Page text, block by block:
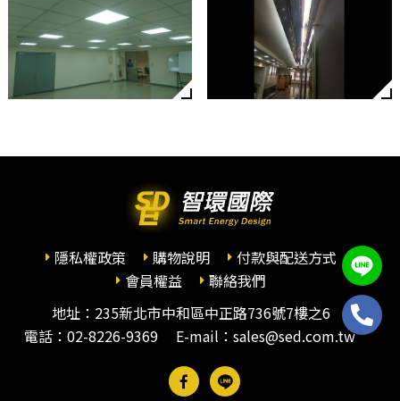
隱私權政策 購物說明
付款與配送方式
會員權益
聯絡我們
地址：235新北市中和區中正路736號7樓之6
電話： 02-8226-9369 E-mail：sales@sed.com.tw